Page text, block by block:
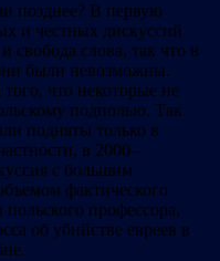
позднее? В первую
и честных дискуссий
свобода слова, так что в
были невозможны.
что некоторые не
подполью. Так
подняты только в
в 2000–
с большим
фактического
профессора,
об убийстве евреев в